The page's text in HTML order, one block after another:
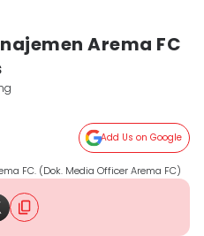
Arema FC
Add Us on Google
FC. (Dok. Media Officer Arema FC)